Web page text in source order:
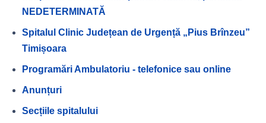
NEDETERMINATĂ
Spitalul Clinic Județean de Urgență „Pius Brînzeu”
Timișoara
Programări Ambulatoriu - telefonice sau online
Anunțuri
Secțiile spitalului